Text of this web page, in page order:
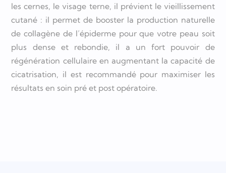
les cernes, le visage terne, il prévient le vieillissement
cutané : il permet de booster la production naturelle
de collagène de l’épiderme pour que votre peau soit
plus dense et rebondie, il a un fort pouvoir de
régénération cellulaire en augmentant la capacité de
cicatrisation, il est recommandé pour maximiser les
résultats en soin pré et post opératoire.